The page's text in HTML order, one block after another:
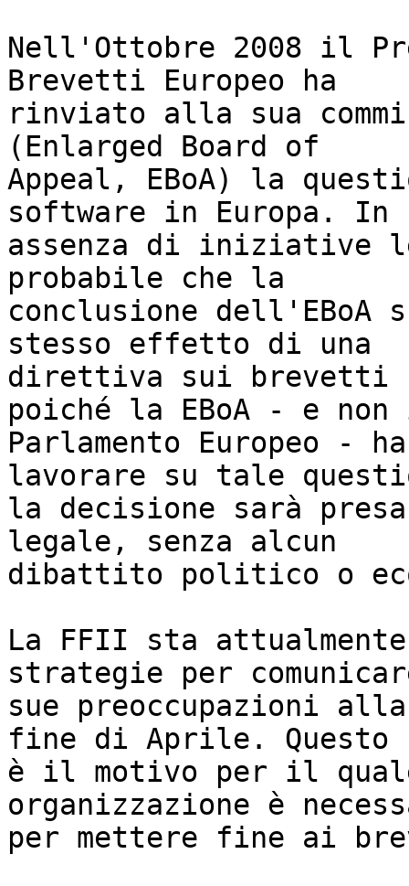
Nell'Ottobre 2008 il
Brevetti Europeo ha
rinviato alla sua
(Enlarged Board of
Appeal, EBoA) la
software in Europa. In
assenza di iniziative
probabile che la
conclusione dell'EBoA
stesso effetto di una
direttiva sui brevetti
poiché la EBoA - e
Parlamento Europeo -
lavorare su tale
la decisione sarà
legale, senza alcun
dibattito politico o
La FFII sta
strategie per
sue preoccupazioni
fine di Aprile. Questo
è il motivo per il
organizzazione è
per mettere fine ai